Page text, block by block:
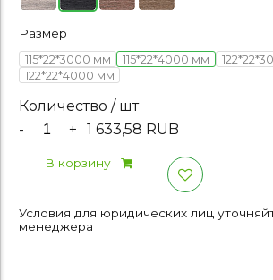
Размер
115*22*3000 мм 115*22*4000 мм
122*22*4000 мм
Количество / шт
-
+ 1 633,58 RUB
В корзину
Условия для юридических лиц
менеджера